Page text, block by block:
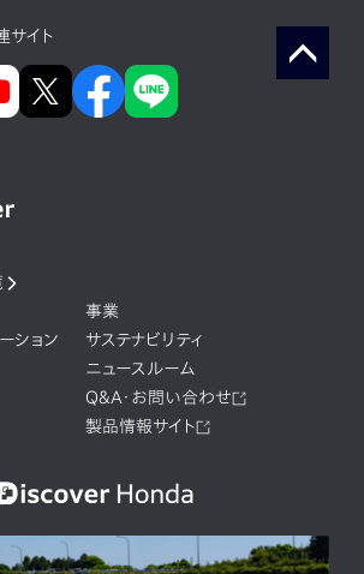
サイト
事業
ション
サステナビリティ
ニュースルーム
Q&A・お問い合わせ
製品情報サイト